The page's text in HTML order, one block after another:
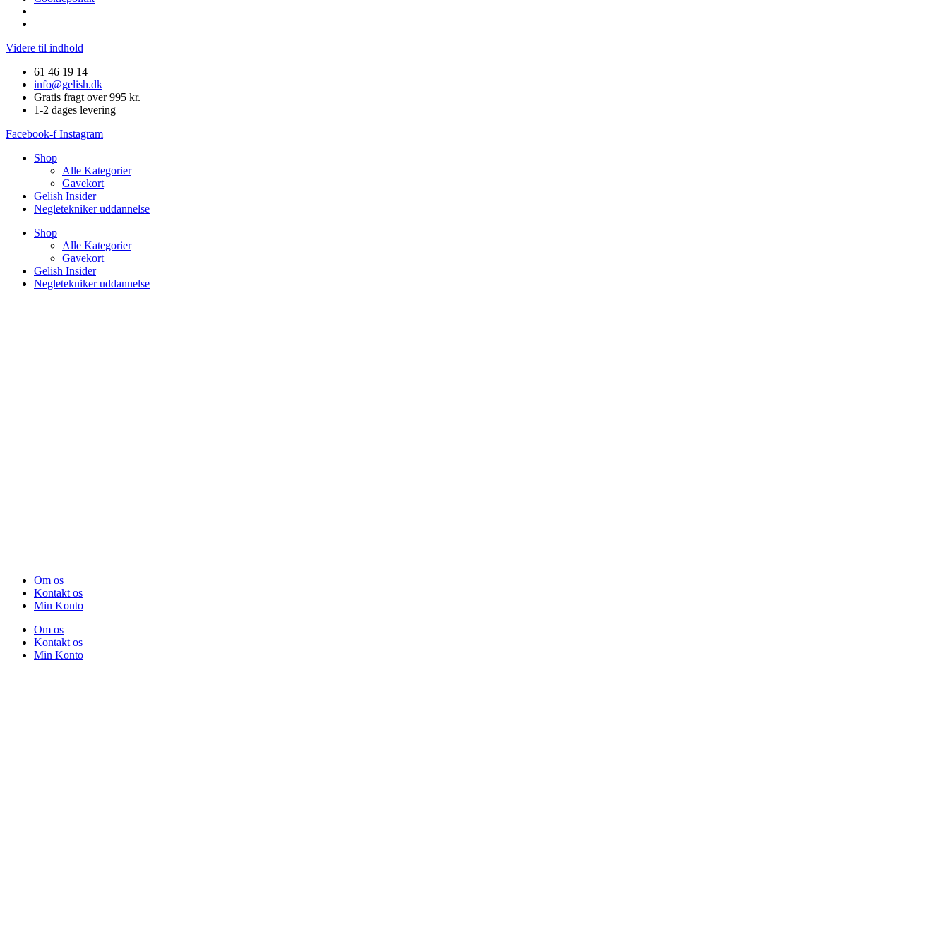
Videre til indhold
61 46 19 14
info@gelish.dk
Gratis fragt over 995 kr.
1-2 dages levering
Facebook-f Instagram
Shop
Alle Kategorier
Gavekort
Gelish Insider
Negletekniker uddannelse
Shop
Alle Kategorier
Gavekort
Gelish Insider
Negletekniker uddannelse
Om os
Kontakt os
Min Konto
Om os
Kontakt os
Min Konto